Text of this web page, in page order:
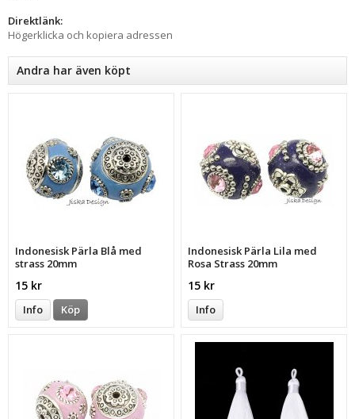
Direktlänk:
Högerklicka och kopiera adressen
Andra har även köpt
Indonesisk Pärla Blå med
strass 20mm
15 kr
Info Köp
Indonesisk Pärla Lila med
Rosa Strass 20mm
15 kr
Info